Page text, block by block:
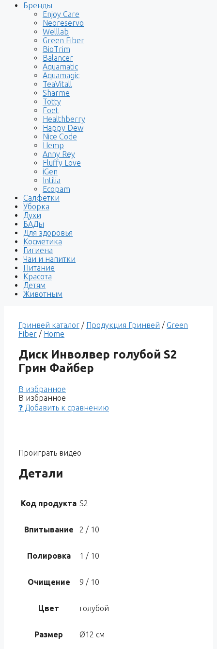
Бренды
Enjoy Care
Neoreservo
Welllab
Green Fiber
BioTrim
Balancer
Aquamatic
Aquamagic
TeaVitall
Sharme
Totty
Foet
Healthberry
Happy Dew
Nice Code
Hemp
Anny Rey
Fluffy Love
iGen
Intilia
Ecopam
Салфетки
Уборка
Духи
БАДы
Для здоровья
Косметика
Гигиена
Чаи и напитки
Питание
Красота
Детям
Животным
Гринвей каталог / Продукция Гринвей / Green
Fiber / Home
Диск Инволвер голубой S2
Грин Файбер
В избранное
В избранное
❓ Добавить к сравнению
Проиграть видео
Детали
Код продукта S2
Впитывание 2 / 10
Полировка 1 / 10
Очищение 9 / 10
Цвет голубой
Размер Ø12 см